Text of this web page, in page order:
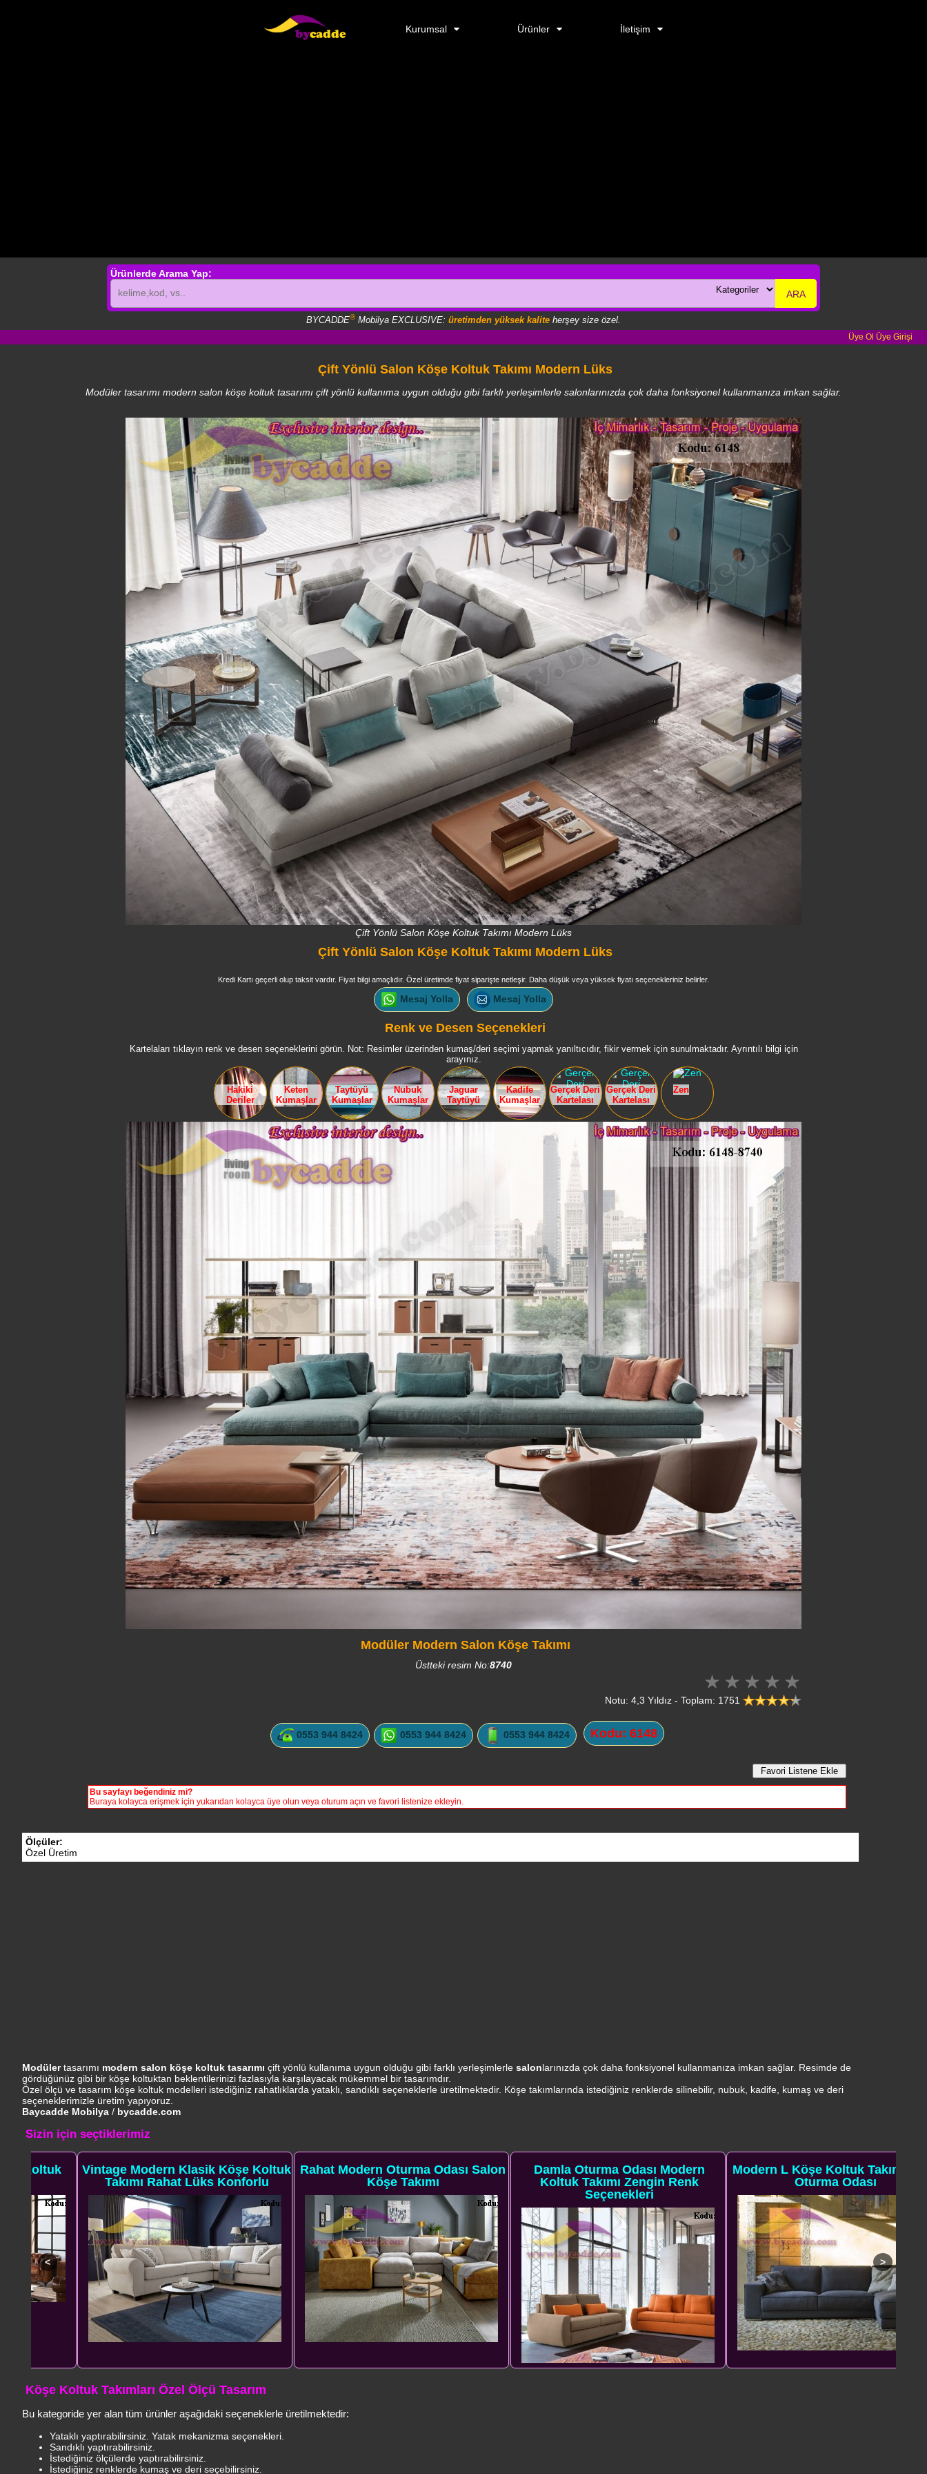
Kurumsal Ürünler İletişim
Ürünlerde Arama Yap:
ARA
BYCADDE® Mobilya EXCLUSIVE: üretimden yüksek kalite herşey size özel.
Üye Ol Üye Girişi
Çift Yönlü Salon Köşe Koltuk Takımı Modern Lüks
Modüler tasarımı modern salon köşe koltuk tasarımı çift yönlü kullanıma uygun olduğu gibi farklı yerleşimlerle salonlarınızda çok daha fonksiyonel kullanmanıza imkan sağlar.
Çift Yönlü Salon Köşe Koltuk Takımı Modern Lüks
Çift Yönlü Salon Köşe Koltuk Takımı Modern Lüks
Kredi Kartı geçerli olup taksit vardır. Fiyat bilgi amaçlıdır. Özel üretimde fiyat siparişte netleşir. Daha düşük veya yüksek fiyatı seçenekleriniz belirler.
Mesaj Yolla Mesaj Yolla
Renk ve Desen Seçenekleri
Kartelaları tıklayın renk ve desen seçeneklerini görün. Not: Resimler üzerinden kumaş/deri seçimi yapmak yanıltıcıdır, fikir vermek için sunulmaktadır. Ayrıntılı bilgi için
arayınız.
Hakiki
Deriler
Keten
Kumaşlar
Taytüyü
Kumaşlar
Nubuk
Kumaşlar
Jaguar
Taytüyü
Kadife
Kumaşlar
Gerçek Deri
Kartelası
Gerçek Deri
Kartelası
Zen
Modüler Modern Salon Köşe Takımı
Üstteki resim No:8740
Notu: 4,3 Yıldız - Toplam: 1751
0553 944 8424 0553 944 8424 0553 944 8424 Kodu: 6148
Bu sayfayı beğendiniz mi?
Buraya kolayca erişmek için yukarıdan kolayca üye olun veya oturum açın ve favori listenize ekleyin.
Ölçüler:
Özel Üretim
Modülertasarımı modern salon köşe koltuk tasarımı çift yönlü kullanıma uygun olduğu gibi farklı yerleşimlerle salonlarınızda çok daha fonksiyonel kullanmanıza imkan sağlar. Resimde de
gördüğünüz gibi bir köşe koltuktan beklentilerinizi fazlasıyla karşılayacak mükemmel bir tasarımdır.
Özel ölçü ve tasarım köşe koltuk modelleri istediğiniz rahatlıklarda yataklı, sandıklı seçeneklerle üretilmektedir. Köşe takımlarında istediğiniz renklerde silinebilir, nubuk, kadife, kumaş ve deri
seçeneklerimizle üretim yapıyoruz.
Baycadde Mobilya / bycadde.com
Sizin için seçtiklerimiz
Vintage Modern Klasik Köşe Koltuk
Takımı Rahat Lüks Konforlu
Rahat Modern Oturma Odası Salon
Köşe Takımı
Damla Oturma Odası Modern
Koltuk Takımı Zengin Renk
Seçenekleri
Modern L Köşe Koltuk Takımı Lüks
Oturma Odası
Köşe Koltuk Takımları Özel Ölçü Tasarım
Bu kategoride yer alan tüm ürünler aşağıdaki seçeneklerle üretilmektedir:
Yataklı yaptırabilirsiniz. Yatak mekanizma seçenekleri.
Sandıklı yaptırabilirsiniz.
İstediğiniz ölçülerde yaptırabilirsiniz.
İstediğiniz renklerde kumaş ve deri seçebilirsiniz.